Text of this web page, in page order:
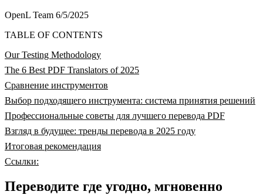
OpenL Team 6/5/2025
TABLE OF CONTENTS
Our Testing Methodology
The 6 Best PDF Translators of 2025
Сравнение инструментов
Выбор подходящего инструмента: система принятия решений
Профессиональные советы для лучшего перевода PDF
Взгляд в будущее: тренды перевода в 2025 году
Итоговая рекомендация
Ссылки:
Переводите где угодно, мгновенно